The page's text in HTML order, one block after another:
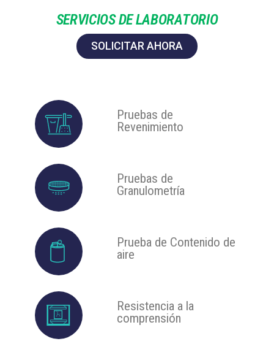
SERVICIOS DE LABORATORIO
SOLICITAR AHORA
Pruebas de
Revenimiento
Pruebas de
Granulometría
Prueba de Contenido de
aire
Resistencia a la
comprensión